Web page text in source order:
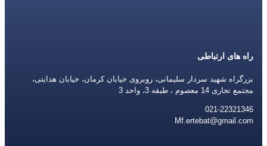
راه های ارتباطی
بزرگراه شهید سردار سلیمانی، روبروی خیابان کرمان، خیابان هدایتی،
مجتمع تجاری 14 معصوم ، طبقه 3، واحد 3
021-22321346
Mf.ertebat@gmail.com